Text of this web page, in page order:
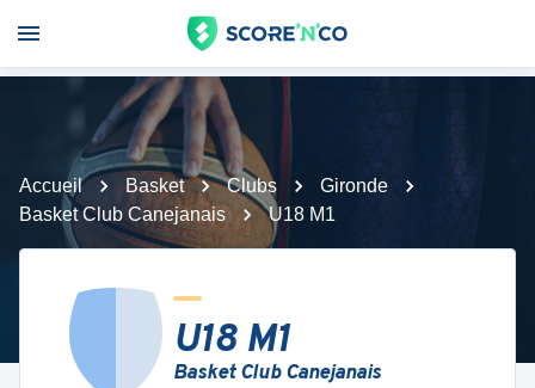
Accueil Basket Clubs
Gironde
Basket Club Canejanais
U18 M1
U18 M1
Basket Club Canejanais